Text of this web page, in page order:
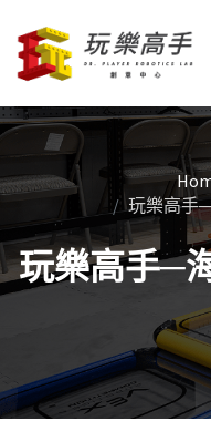
玩樂高手
玩樂高手─